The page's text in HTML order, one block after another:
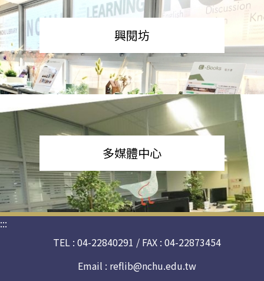
興閱坊
多媒體中心
:::
TEL : 04-22840291 / FAX : 04-22873454
Email : reflib@nchu.edu.tw